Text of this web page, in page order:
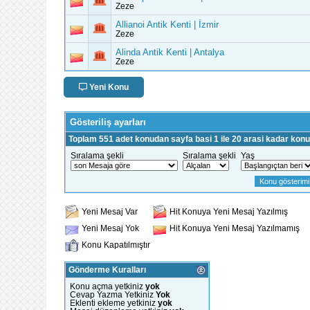
Zeze
Allianoi Antik Kenti | İzmir
Zeze
Alinda Antik Kenti | Antalya
Zeze
Yeni Konu
Gösteriliş ayarları
Toplam 551 adet konudan sayfa basi 1 ile 20 arasi kadar
Sıralama şekli
Sıralama şekli Yaş
Yeni Mesaj Var
Hit Konuya Yeni Mesaj Yazılmış
Yeni Mesaj Yok
Hit Konuya Yeni Mesaj Yazılmamış
Konu Kapatılmıştır
Gönderme Kuralları
Konu açma yetkiniz yok
Cevap Yazma Yetkiniz Yok
Eklenti ekleme yetkiniz yok